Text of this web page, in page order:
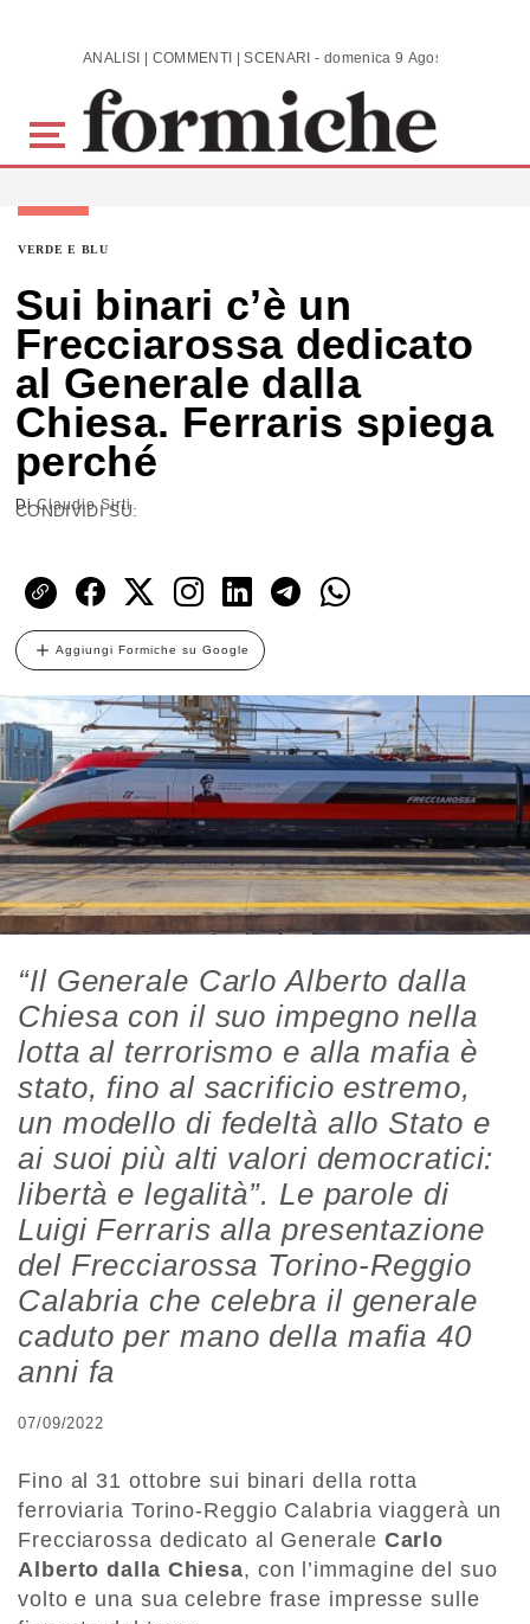
Skip to main content ANALISI | COMMENTI | SCENARI - domenica 9 Agosto 2026
VERDE E BLU
Sui binari c’è un
Frecciarossa dedicato
al Generale dalla
Chiesa. Ferraris spiega
perché
DiClaudio Sirti
CONDIVIDI SU:
Aggiungi Formiche su Google
“Il Generale Carlo Alberto dalla
Chiesa con il suo impegno nella
lotta al terrorismo e alla mafia è
stato, fino al sacrificio estremo,
un modello di fedeltà allo Stato e
ai suoi più alti valori democratici:
libertà e legalità”. Le parole di
Luigi Ferraris alla presentazione
del Frecciarossa Torino-Reggio
Calabria che celebra il generale
caduto per mano della mafia 40
anni fa
07/09/2022
Fino al 31 ottobre sui binari della rotta
ferroviaria Torino-Reggio Calabria viaggerà un
Frecciarossa dedicato al Generale Carlo
Alberto dalla Chiesa, con l’immagine del suo
volto e una sua celebre frase impresse sulle